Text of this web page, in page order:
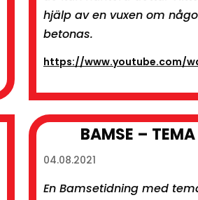
hjälp av en vuxen om
betonas.
https://www.youtube.com/
BAMSE –
04.08.2021
En Bamsetidning med